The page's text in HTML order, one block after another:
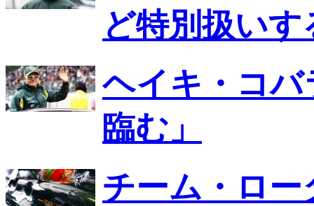
ど特別扱い
ヘイキ・コ
臨む」
チーム・ロ